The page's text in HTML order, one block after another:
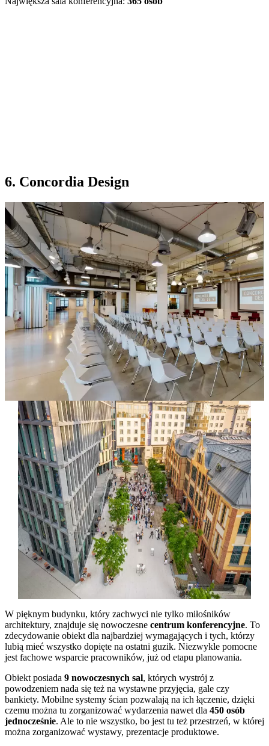
6. Concordia Design
W pięknym budynku, który zachwyci nie tylko miłośników
architektury, znajduje się nowoczesne centrum konferencyjne. To
zdecydowanie obiekt dla najbardziej wymagających i tych, którzy
lubią mieć wszystko dopięte na ostatni guzik. Niezwykle pomocne
jest fachowe wsparcie pracowników, już od etapu planowania.
Obiekt posiada 9 nowoczesnych sal, których wystrój z
powodzeniem nada się też na wystawne przyjęcia, gale czy
bankiety. Mobilne systemy ścian pozwalają na ich łączenie, dzięki
czemu można tu zorganizować wydarzenia nawet dla 450 osób
jednocześnie. Ale to nie wszystko, bo jest tu też przestrzeń, w której
można zorganizować wystawy, prezentacje produktowe.